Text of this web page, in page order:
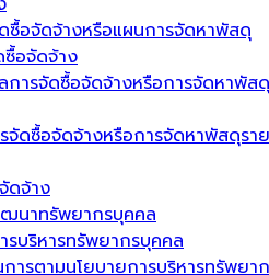
ซื้อจัดจ้างหรือแผนการจัดหาพัสดุ
ซื้อจัดจ้าง
การจัดซื้อจัดจ้างหรือการจัดหาพัสดุ
จัดซื้อจัดจ้างหรือการจัดหาพัสดุราย
ดจ้าง
ฒนาทรัพยากรบุคคล
รบริหารทรัพยากรบุคคล
การตามนโยบายการบริหารทรัพยา